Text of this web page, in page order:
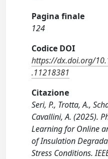
Pagina finale
124
Codice DOI
https://dx.doi.org/
.11218381
Citazione
Seri, P., Trotta, A.,
Cavallini, A. (2025).
Learning for Online
of Insulation
Stress Conditions.